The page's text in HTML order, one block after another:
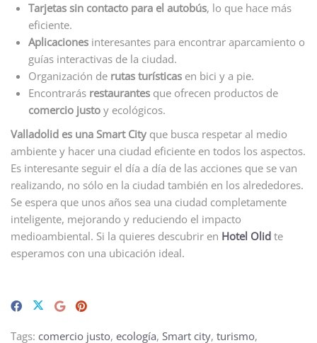
Tarjetas sin contacto para el autobús, lo que hace más
eficiente.
Aplicaciones interesantes para encontrar aparcamiento o
guías interactivas de la ciudad.
Organización de rutas turísticas en bici y a pie.
Encontrarás restaurantes que ofrecen productos de
comercio justo y ecológicos.
Valladolid es una Smart City que busca respetar al medio
ambiente y hacer una ciudad eficiente en todos los aspectos.
Es interesante seguir el día a día de las acciones que se van
realizando, no sólo en la ciudad también en los alrededores.
Se espera que unos años sea una ciudad completamente
inteligente, mejorando y reduciendo el impacto
medioambiental. Si la quieres descubrir en Hotel Olid te
esperamos con una ubicación ideal.
Tags: comercio justo, ecología, Smart city, turismo,